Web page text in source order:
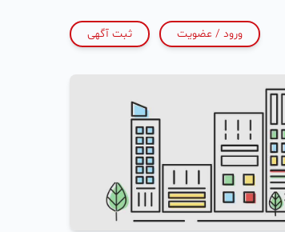
ورود / عضویت ثبت آگهی